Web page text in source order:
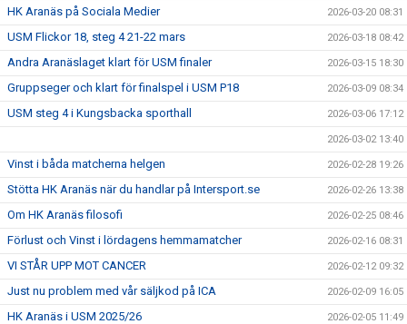
HK Aranäs på Sociala Medier 2026-03-20 08:31
USM Flickor 18, steg 4 21-22 mars 2026-03-18 08:42
Andra Aranäslaget klart för USM finaler 2026-03-15 18:30
Gruppseger och klart för finalspel i USM P18 2026-03-09 08:34
USM steg 4 i Kungsbacka sporthall 2026-03-06 17:12
2026-03-02 13:40
Vinst i båda matcherna helgen 2026-02-28 19:26
Stötta HK Aranäs när du handlar på Intersport.se 2026-02-26 13:38
Om HK Aranäs filosofi 2026-02-25 08:46
Förlust och Vinst i lördagens hemmamatcher 2026-02-16 08:31
VI STÅR UPP MOT CANCER 2026-02-12 09:32
Just nu problem med vår säljkod på ICA 2026-02-09 16:05
HK Aranäs i USM 2025/26 2026-02-05 11:49